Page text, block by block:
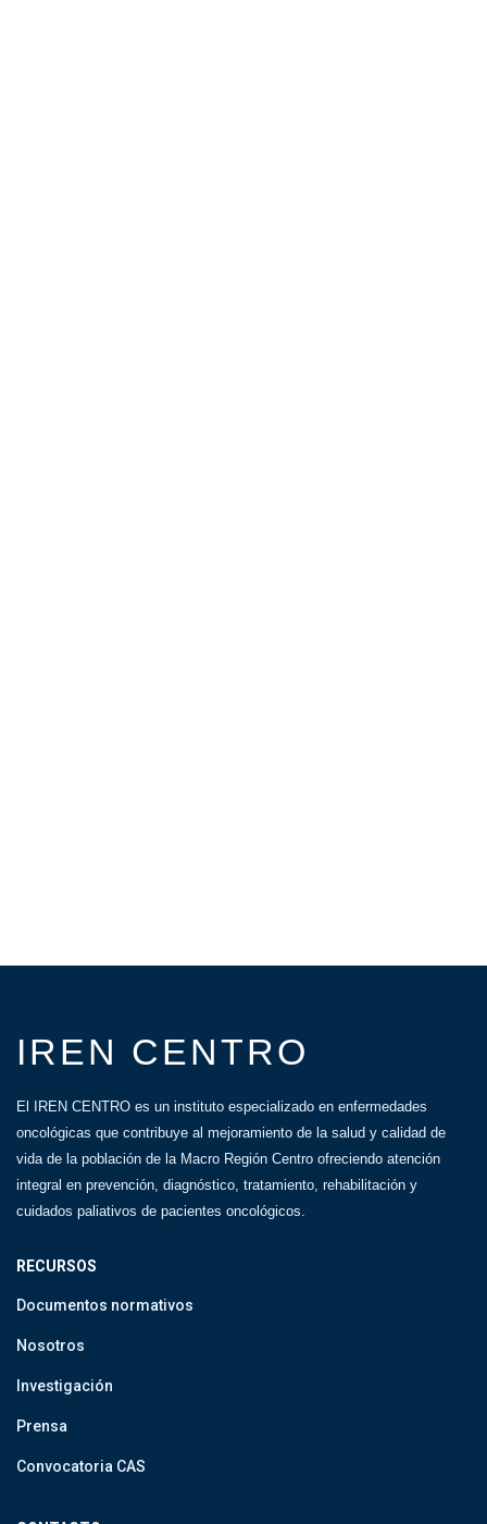
IREN CENTRO
El IREN CENTRO es un instituto especializado en enfermedades
oncológicas que contribuye al mejoramiento de la salud y calidad de
vida de la población de la Macro Región Centro ofreciendo atención
integral en prevención, diagnóstico, tratamiento, rehabilitación y
cuidados paliativos de pacientes oncológicos.
RECURSOS
Documentos normativos
Nosotros
Investigación
Prensa
Convocatoria CAS